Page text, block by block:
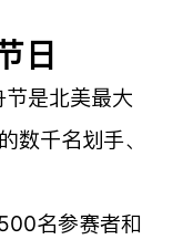
日
是北美最大
数千名划手、
名参赛者和